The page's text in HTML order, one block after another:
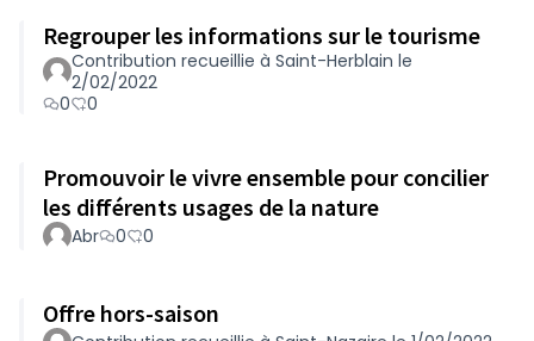
Regrouper les informations sur le tourisme
Contribution recueillie à Saint-Herblain le
2/02/2022
0
0
Promouvoir le vivre ensemble pour concilier
les différents usages de la nature
Abr 0 0
Offre hors-saison